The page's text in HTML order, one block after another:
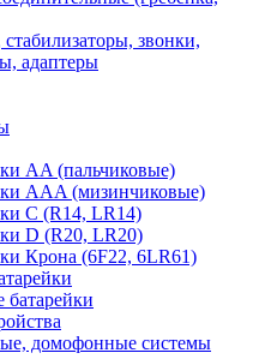
звонки,
адаптеры
AA (пальчиковые)
AAA (мизинчиковые)
C (R14, LR14)
D (R20, LR20)
Крона (6F22, 6LR61)
батарейки
домофонные системы